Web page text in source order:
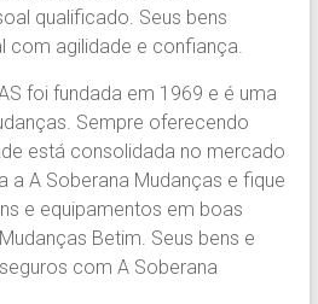
qualificado. Seus bens
com agilidade e confiança.
foi fundada em 1969 e é uma
Sempre oferecendo
está consolidada no mercado
a A Soberana Mudanças e fique
e equipamentos em boas
Betim. Seus bens e
com A Soberana